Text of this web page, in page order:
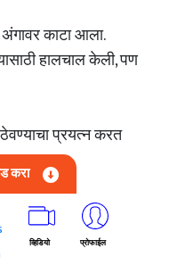
काटा आला.
हालचाल केली, पण
प्रयत्न करत
फिरवला, मग त्याने
करा
व्हिडियो प्रोफाईल